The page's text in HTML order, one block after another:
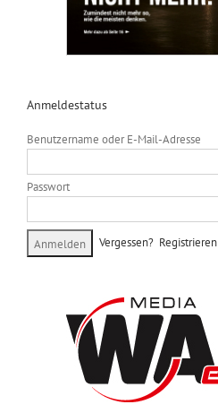
Anmeldestatus
Benutzername oder E-Mail-Adresse
Passwort
Vergessen? Registrieren